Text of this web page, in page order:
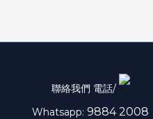
聯絡我們 電話/
Whatsapp: 9884 2008